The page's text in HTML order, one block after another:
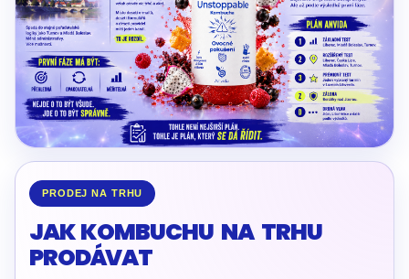
PRODEJ NA TRHU
JAK KOMBUCHU NA TRHU
PRODÁVAT